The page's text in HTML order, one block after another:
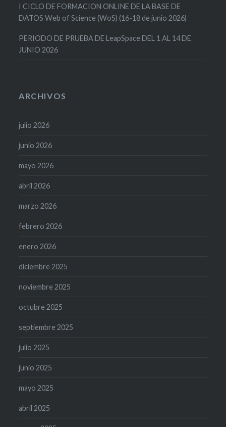
I CICLO DE FORMACION ONLINE DE LA BASE DE
DATOS Web of Science (WoS) (16-18 de junio 2026)
PERIODO DE PRUEBA DE LeapSpace DEL 1 AL 14 DE
JUNIO 2026
ARCHIVOS
julio 2026
junio 2026
mayo 2026
abril 2026
marzo 2026
febrero 2026
enero 2026
diciembre 2025
noviembre 2025
octubre 2025
septiembre 2025
julio 2025
junio 2025
mayo 2025
abril 2025